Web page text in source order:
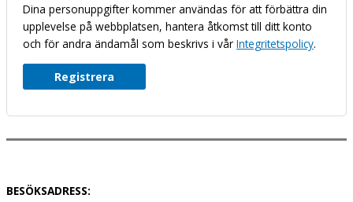
Dina personuppgifter kommer användas för att förbättra din
upplevelse på webbplatsen, hantera åtkomst till ditt konto
och för andra ändamål som beskrivs i vår Integritetspolicy.
Registrera
BESÖKSADRESS: